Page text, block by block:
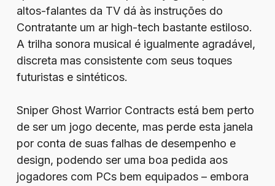
altos-falantes da TV dá às instruções do
Contratante um ar high-tech bastante estiloso.
A trilha sonora musical é igualmente agradável,
discreta mas consistente com seus toques
futuristas e sintéticos.
Sniper Ghost Warrior Contracts está bem perto
de ser um jogo decente, mas perde esta janela
por conta de suas falhas de desempenho e
design, podendo ser uma boa pedida aos
jogadores com PCs bem equipados – embora